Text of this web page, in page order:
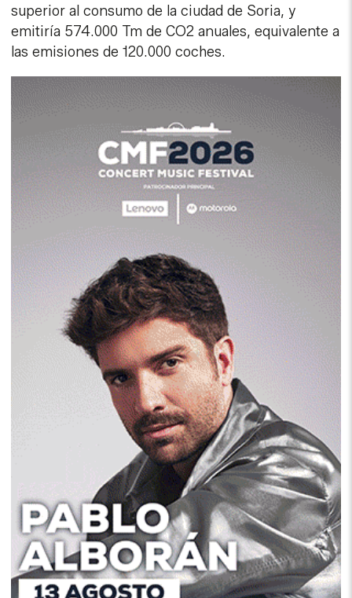
superior al consumo de la ciudad de Soria, y
emitiría 574.000 Tm de CO2 anuales, equivalente a
las emisiones de 120.000 coches.